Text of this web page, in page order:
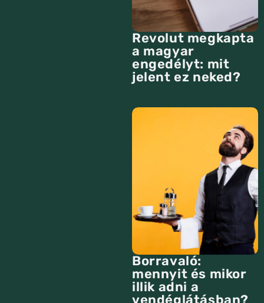
Revolut megkapta
a magyar
engedélyt: mit
jelent ez neked?
Borravaló:
mennyit és mikor
illik adni a
vendéglátásban?